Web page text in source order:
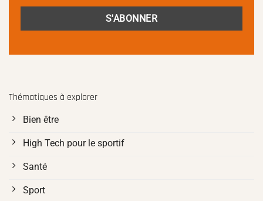
Thématiques à explorer
Bien être
High Tech pour le sportif
Santé
Sport